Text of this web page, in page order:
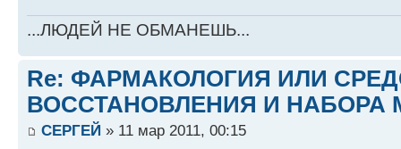
...ЛЮДЕЙ НЕ ОБМАНЕШЬ...
Re: ФАРМАКОЛОГИЯ ИЛИ
ВОССТАНОВЛЕНИЯ И НАБОРА
СЕРГЕЙ » 11 мар 2011, 00:15